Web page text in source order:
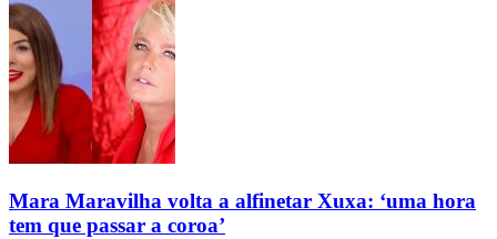
Mara Maravilha volta a alfinetar Xuxa: ‘uma hora
tem que passar a coroa’